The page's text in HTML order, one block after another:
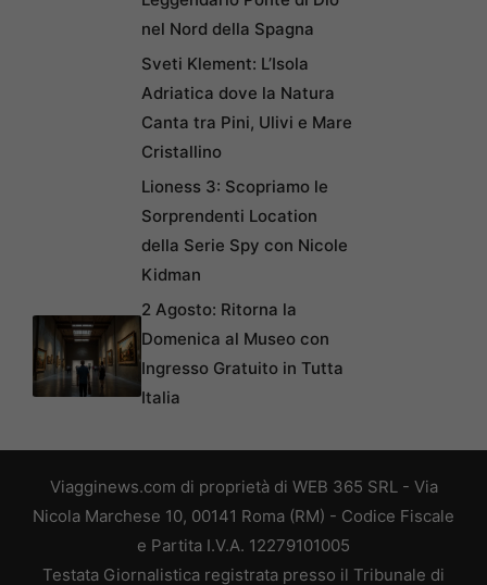
nel Nord della Spagna
Sveti Klement: L’Isola
Adriatica dove la Natura
Canta tra Pini, Ulivi e Mare
Cristallino
Lioness 3: Scopriamo le
Sorprendenti Location
della Serie Spy con Nicole
Kidman
2 Agosto: Ritorna la
Domenica al Museo con
Ingresso Gratuito in Tutta
Italia
Viagginews.com di proprietà di WEB 365 SRL - Via
Nicola Marchese 10, 00141 Roma (RM) - Codice Fiscale
e Partita I.V.A. 12279101005
Testata Giornalistica registrata presso il Tribunale di